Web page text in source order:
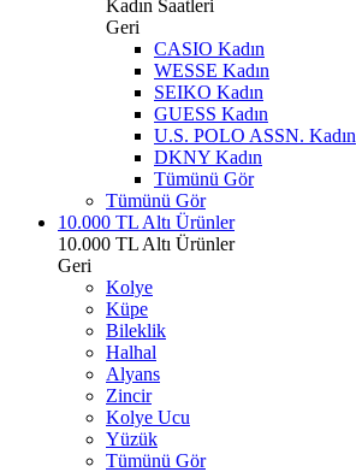
Kadın Saatleri
Geri
CASIO Kadın
WESSE Kadın
SEIKO Kadın
GUESS Kadın
U.S. POLO ASSN. Kadın
DKNY Kadın
Tümünü Gör
Tümünü Gör
10.000 TL Altı Ürünler
10.000 TL Altı Ürünler
Geri
Kolye
Küpe
Bileklik
Halhal
Alyans
Zincir
Kolye Ucu
Yüzük
Tümünü Gör